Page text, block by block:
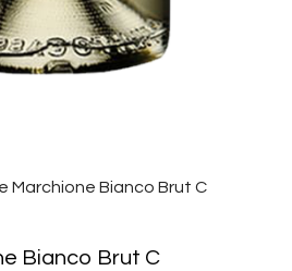
Marchione Bianco Brut C
Bianco Brut C